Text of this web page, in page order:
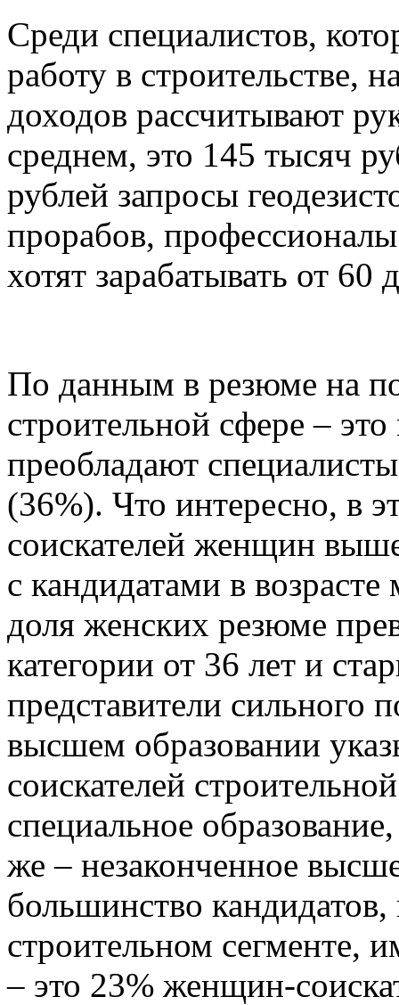
Среди специалистов,
работу в строительстве,
доходов рассчитывают
среднем, это 145 тысяч
рублей запросы
прорабов,
хотят зарабатывать от 60
По данным в резюме на
строительной сфере –
преобладают
(36%). Что интересно, в
соискателей женщин
с кандидатами в
доля женских резюме
категории от 36 лет и
представители сильного
высшем образовании
соискателей
специальное
же – незаконченное
большинство
строительном сегменте,
– это 23% женщин-